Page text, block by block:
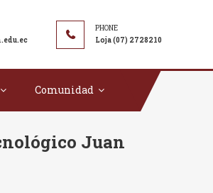
Loja (07) 2728210
Comunidad
Juan